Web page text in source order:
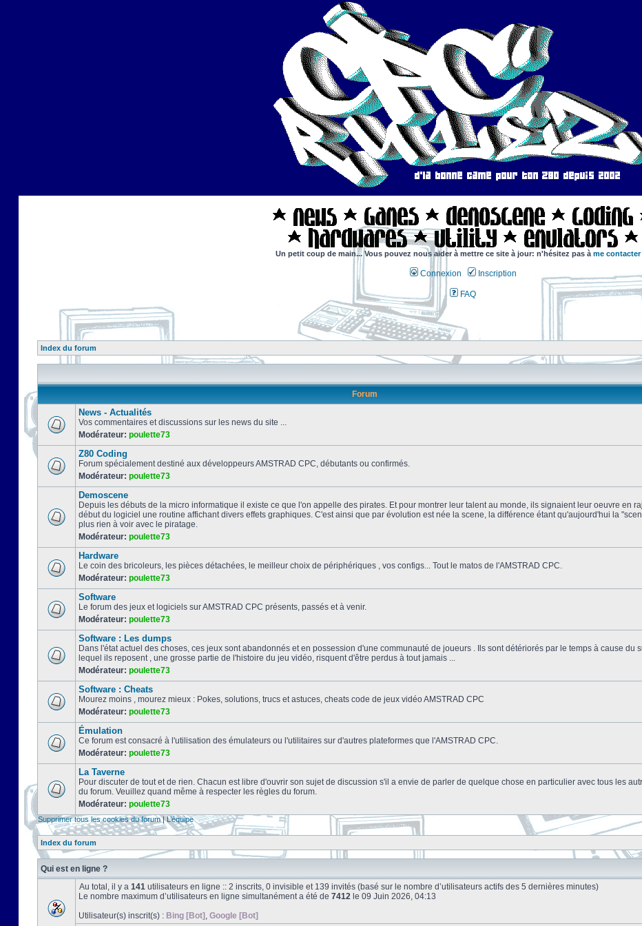
Un petit coup de main... Vous pouvez nous aider à mettre ce site à jour: n'hésitez pas à me
Connexion Inscription
FAQ
Index du forum
Forum
News - Actualités
Vos commentaires et discussions sur les news du site ...
Modérateur: poulette73
Z80 Coding
Forum spécialement destiné aux développeurs AMSTRAD CPC, débutants ou confirmés.
Modérateur: poulette73
Demoscene
Depuis les débuts de la micro informatique il existe ce que l'on appelle des pirates. Et pour montrer leur talent au monde, ils signaient leur oeuvre en
début du logiciel une routine affichant divers effets graphiques. C'est ainsi que par évolution est née la scene, la différence étant qu'aujourd'hui la
plus rien à voir avec le piratage.
Modérateur: poulette73
Hardware
Le coin des bricoleurs, les pièces détachées, le meilleur choix de périphériques , vos configs... Tout le matos de l'AMSTRAD CPC.
Modérateur: poulette73
Software
Le forum des jeux et logiciels sur AMSTRAD CPC présents, passés et à venir.
Modérateur: poulette73
Software : Les dumps
Dans l'état actuel des choses, ces jeux sont abandonnés et en possession d'une communauté de joueurs . Ils sont détériorés par le temps à cause du
lequel ils reposent , une grosse partie de l'histoire du jeu vidéo, risquent d'être perdus à tout jamais ...
Modérateur: poulette73
Software : Cheats
Mourez moins , mourez mieux : Pokes, solutions, trucs et astuces, cheats code de jeux vidéo AMSTRAD CPC
Modérateur: poulette73
Émulation
Ce forum est consacré à l'utilisation des émulateurs ou l'utilitaires sur d'autres plateformes que l'AMSTRAD CPC.
Modérateur: poulette73
La Taverne
Pour discuter de tout et de rien. Chacun est libre d'ouvrir son sujet de discussion s'il a envie de parler de quelque chose en particulier avec tous les
du forum. Veuillez quand même à respecter les règles du forum.
Modérateur: poulette73
Supprimer tous les cookies du forum|L’équipe
Index du forum
Qui est en ligne ?
Au total, il y a 141 utilisateurs en ligne :: 2 inscrits, 0 invisible et 139 invités (basé sur le nombre d’utilisateurs actifs des 5 dernières minutes)
Le nombre maximum d’utilisateurs en ligne simultanément a été de 7412 le 09 Juin 2026, 04:13
Utilisateur(s) inscrit(s) : Bing [Bot] , Google [Bot]